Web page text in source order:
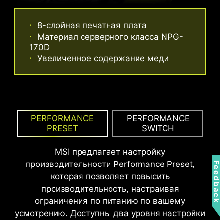
8-слойная печатная плата
Материал серверного класса NPG-
170D
Увеличенное содержание меди
PERFORMANCE
PRESET
PERFORMANCE
SWITCH
MSI предлагает настройку
производительности Performance Preset,
которая позволяет повысить
производительность, настраивая
ограничения по питанию по вашему
усмотрению. Доступны два уровня настройки
ДО12%СНИЖЕНИЕ ЗАДЕРЖЕК
ПАМЯТИ
ИНТЕРФЕЙСНАЯ ПАНЕЛЬ ИЗ
НЕРЖАВЕЮЩЕЙ СТАЛИ
является более долговечной, чем
традиционные панели, а также способствует
электромагнитных помех.